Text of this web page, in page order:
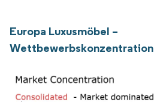
Europa Luxusmöbel –
Wettbewerbskonzentration